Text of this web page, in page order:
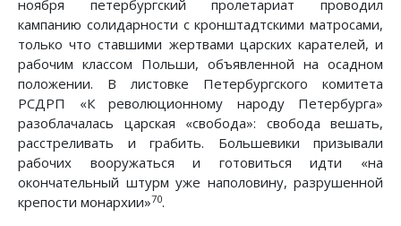
ноября петербургский пролетариат проводил
кампанию солидарности с кронштадтскими матросами,
только что ставшими жертвами царских карателей, и
рабочим классом Польши, объявленной на осадном
положении. В листовке Петербургского комитета
РСДРП «К революционному народу Петербурга»
разоблачалась царская «свобода»: свобода вешать,
расстреливать и грабить. Большевики призывали
рабочих вооружаться и готовиться идти «на
окончательный штурм уже наполовину, разрушенной
крепости монархии»70.